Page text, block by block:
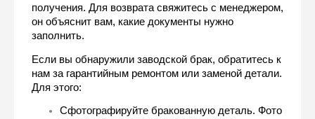
получения. Для возврата свяжитесь с менеджером,
он объяснит вам, какие документы нужно
заполнить.
Если вы обнаружили заводской брак, обратитесь к
нам за гарантийным ремонтом или заменой детали.
Для этого:
Сфотографируйте бракованную деталь. Фото